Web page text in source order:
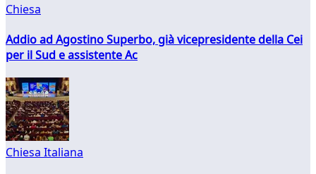
Chiesa
Addio ad Agostino Superbo, già vicepresidente della Cei
per il Sud e assistente Ac
Chiesa Italiana